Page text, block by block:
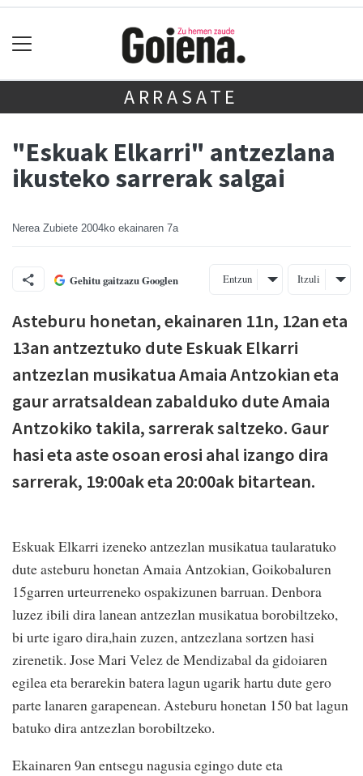
ARRASATE
"Eskuak Elkarri" antzezlana
ikusteko sarrerak salgai
Nerea Zubiete 2004ko ekainaren 7a
Gehitu gaitzazu Googlen Entzun Itzuli
Asteburu honetan, ekainaren 11n, 12an eta
13an antzeztuko dute Eskuak Elkarri
antzezlan musikatua Amaia Antzokian eta
gaur arratsaldean zabalduko dute Amaia
Antzokiko takila, sarrerak saltzeko. Gaur
hasi eta aste osoan erosi ahal izango dira
sarrerak, 19:00ak eta 20:00ak bitartean.
Eskuak Elkarri izeneko antzezlan musikatua taularatuko
dute asteburu honetan Amaia Antzokian, Goikobaluren
15garren urteurreneko ospakizunen barruan. Denbora
luzez ibili dira lanean antzezlan musikatua borobiltzeko,
bi urte igaro dira,hain zuzen, antzezlana sortzen hasi
zirenetik. Jose Mari Velez de Mendizabal da gidoiaren
egilea eta berarekin batera lagun ugarik hartu dute gero
parte lanaren garapenean. Asteburu honetan 150 bat lagun
batuko dira antzezlan borobiltzeko.
Ekainaren 9an entsegu nagusia egingo dute eta